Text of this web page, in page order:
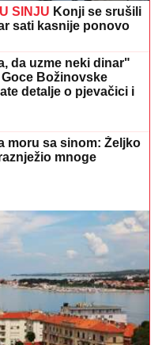
SINJU Konji se srušili
sati kasnije ponovo
da uzme neki dinar"
Božinovske
detalje o pjevačici i
moru sa sinom: Željko
mnoge